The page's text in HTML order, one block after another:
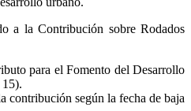
a la Contribución sobre Rodados
para el Fomento del Desarrollo
según la fecha de baja